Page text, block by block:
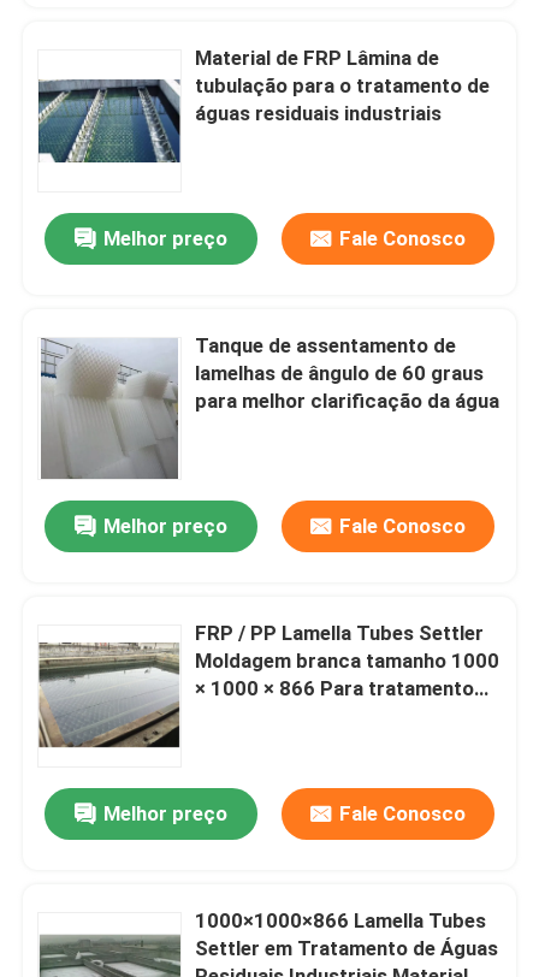
Produtos
Sobre nós
Controle da qualidade
Contate-nos
Notícia
Peça umas citações
Material de FRP Lâmina de
tubulação para o tratamento de
águas residuais industriais
Melhor preço Fale Conosco
Tanque de assentamento de
lamelhas de ângulo de 60 graus
para melhor clarificação da água
Melhor preço Fale Conosco
FRP / PP Lamella Tubes Settler
Moldagem branca tamanho 1000
× 1000 × 866 Para tratamento
Melhor preço Fale Conosco
1000×1000×866 Lamella Tubes
Settler em Tratamento de Águas